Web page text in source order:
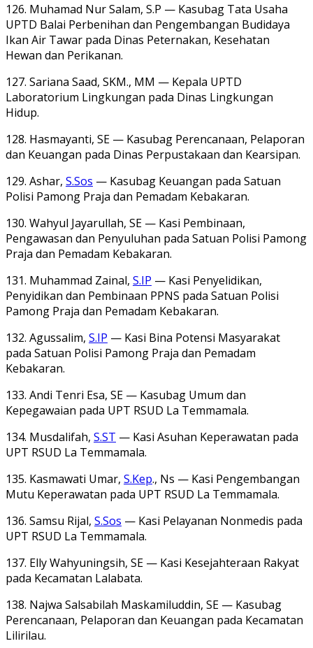
126. Muhamad Nur Salam, S.P — Kasubag Tata Usaha
UPTD Balai Perbenihan dan Pengembangan Budidaya
Ikan Air Tawar pada Dinas Peternakan, Kesehatan
Hewan dan Perikanan.
127. Sariana Saad, SKM., MM — Kepala UPTD
Laboratorium Lingkungan pada Dinas Lingkungan
Hidup.
128. Hasmayanti, SE — Kasubag Perencanaan, Pelaporan
dan Keuangan pada Dinas Perpustakaan dan Kearsipan.
129. Ashar, S.Sos — Kasubag Keuangan pada Satuan
Polisi Pamong Praja dan Pemadam Kebakaran.
130. Wahyul Jayarullah, SE — Kasi Pembinaan,
Pengawasan dan Penyuluhan pada Satuan Polisi Pamong
Praja dan Pemadam Kebakaran.
131. Muhammad Zainal, S.IP — Kasi Penyelidikan,
Penyidikan dan Pembinaan PPNS pada Satuan Polisi
Pamong Praja dan Pemadam Kebakaran.
132. Agussalim, S.IP — Kasi Bina Potensi Masyarakat
pada Satuan Polisi Pamong Praja dan Pemadam
Kebakaran.
133. Andi Tenri Esa, SE — Kasubag Umum dan
Kepegawaian pada UPT RSUD La Temmamala.
134. Musdalifah, S.ST — Kasi Asuhan Keperawatan pada
UPT RSUD La Temmamala.
135. Kasmawati Umar, S.Kep., Ns — Kasi Pengembangan
Mutu Keperawatan pada UPT RSUD La Temmamala.
136. Samsu Rijal, S.Sos — Kasi Pelayanan Nonmedis pada
UPT RSUD La Temmamala.
137. Elly Wahyuningsih, SE — Kasi Kesejahteraan Rakyat
pada Kecamatan Lalabata.
138. Najwa Salsabilah Maskamiluddin, SE — Kasubag
Perencanaan, Pelaporan dan Keuangan pada Kecamatan
Lilirilau.